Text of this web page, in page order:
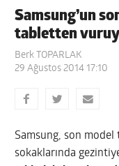
Samsung’un
tabletten
Berk TOPARLAK
29 Ağustos 2014 17:10
Samsung, son model
sokaklarında